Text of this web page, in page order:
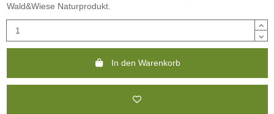
Wald&Wiese Naturprodukt.
In den Warenkorb